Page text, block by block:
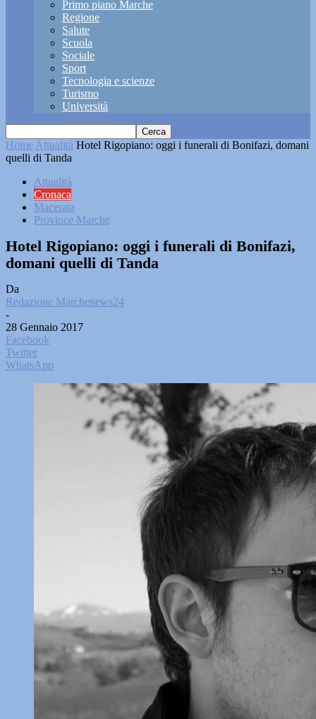
Primo piano Marche
Regione
Salute
Scuola
Sociale
Sport
Tecnologia e scienze
Turismo
Università
Home Attualità Hotel Rigopiano: oggi i funerali di Bonifazi, domani
quelli di Tanda
Attualità
Cronaca
Macerata
Province Marche
Hotel Rigopiano: oggi i funerali di Bonifazi,
domani quelli di Tanda
Da
Redazione Marchenews24
-
28 Gennaio 2017
Facebook
Twitter
WhatsApp